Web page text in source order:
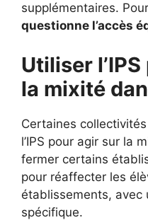
supplémentaires.
questionne l’accès
Utiliser
la mixité
Certaines
l’IPS pour agir sur la
fermer certains
pour réaffecter les
établissements, avec
spécifique.